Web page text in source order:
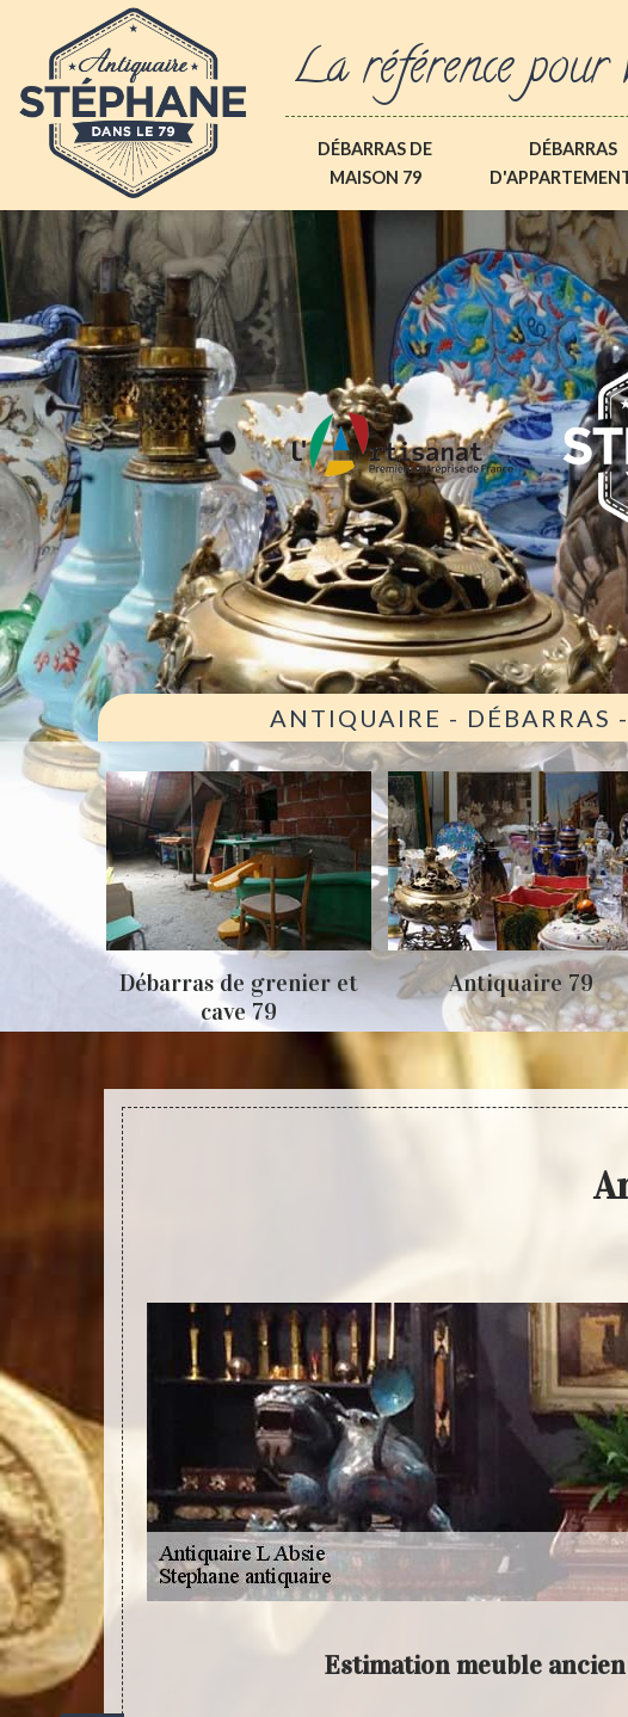
La référence
DÉBARRAS DE
MAISON 79
DÉBARRAS
ANTIQUAIRE - DÉBARRAS
Débarras de grenier et
cave 79
Antiquaire 79
Estimation meuble ancien